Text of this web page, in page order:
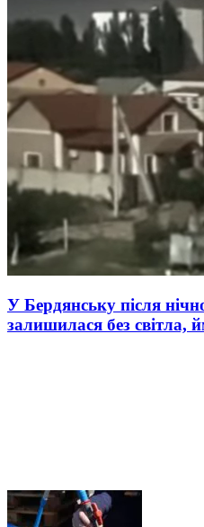
У Бердянську після
залишилася без світла,